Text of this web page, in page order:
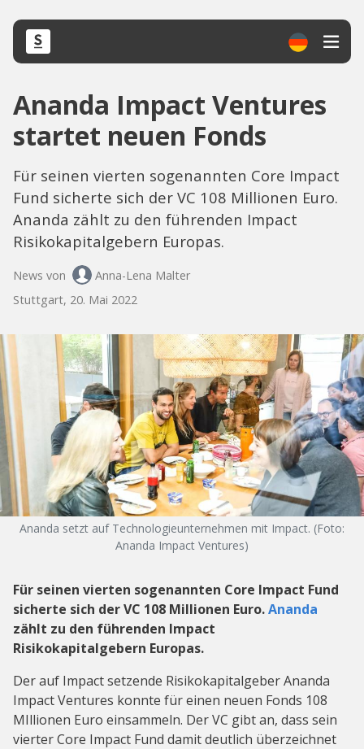
Ananda Impact Ventures
startet neuen Fonds
Für seinen vierten sogenannten Core Impact
Fund sicherte sich der VC 108 Millionen Euro.
Ananda zählt zu den führenden Impact
Risikokapitalgebern Europas.
News von
Anna-Lena Malter
Stuttgart, 20. Mai 2022
Ananda setzt auf Technologieunternehmen mit Impact. (Foto:
Ananda Impact Ventures)
Für seinen vierten sogenannten Core Impact Fund
sicherte sich der VC 108 Millionen Euro.Ananda
zählt zu den führenden Impact
Risikokapitalgebern Europas.
Der auf Impact setzende Risikokapitalgeber Ananda
Impact Ventures konnte für einen neuen Fonds 108
MIllionen Euro einsammeln. Der VC gibt an, dass sein
vierter Core Impact Fund damit deutlich überzeichnet